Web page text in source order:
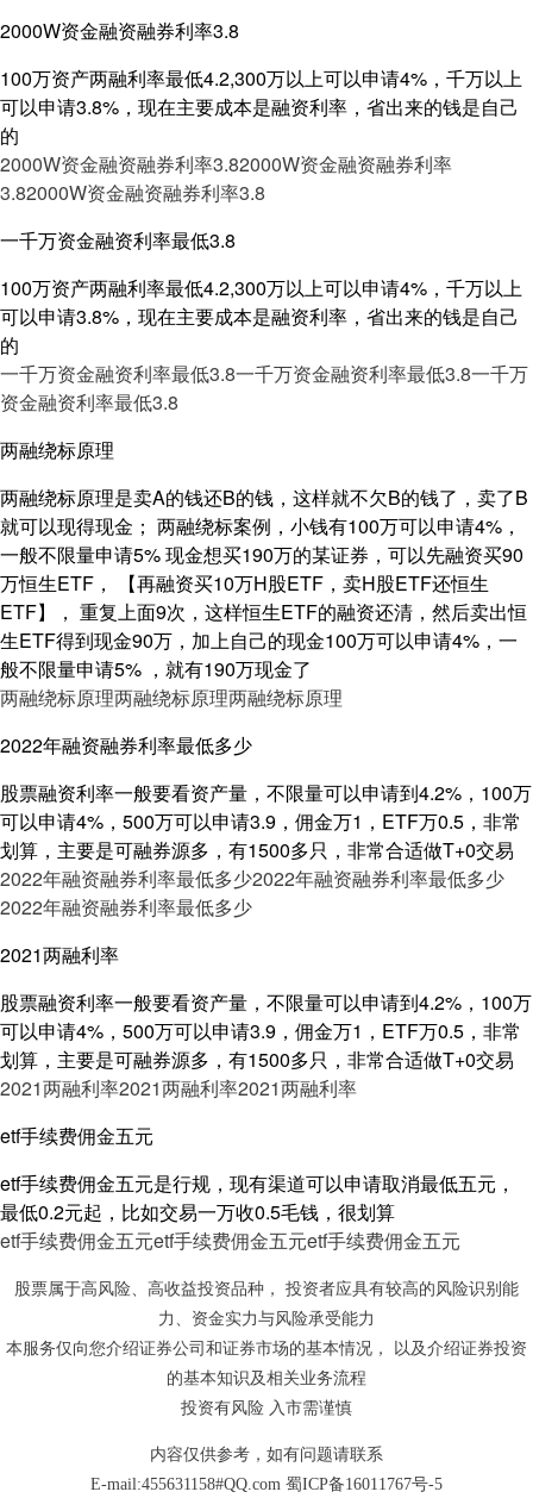
2000W资金融资融券利率3.8
100万资产两融利率最低4.2,300万以上可以申请4%，千万以上
可以申请3.8%，现在主要成本是融资利率，省出来的钱是自己
的
2000W资金融资融券利率3.82000W资金融资融券利率
3.82000W资金融资融券利率3.8
一千万资金融资利率最低3.8
100万资产两融利率最低4.2,300万以上可以申请4%，千万以上
可以申请3.8%，现在主要成本是融资利率，省出来的钱是自己
的
一千万资金融资利率最低3.8一千万资金融资利率最低3.8一千万
资金融资利率最低3.8
两融绕标原理
两融绕标原理是卖A的钱还B的钱，这样就不欠B的钱了，卖了B
就可以现得现金； 两融绕标案例，小钱有100万可以申请4%，
一般不限量申请5% 现金想买190万的某证券，可以先融资买90
万恒生ETF， 【再融资买10万H股ETF，卖H股ETF还恒生
ETF】， 重复上面9次，这样恒生ETF的融资还清，然后卖出恒
生ETF得到现金90万，加上自己的现金100万可以申请4%，一
般不限量申请5% ，就有190万现金了
两融绕标原理两融绕标原理两融绕标原理
2022年融资融券利率最低多少
股票融资利率一般要看资产量，不限量可以申请到4.2%，100万
可以申请4%，500万可以申请3.9，佣金万1，ETF万0.5，非常
划算，主要是可融券源多，有1500多只，非常合适做T+0交易
2022年融资融券利率最低多少2022年融资融券利率最低多少
2022年融资融券利率最低多少
2021两融利率
股票融资利率一般要看资产量，不限量可以申请到4.2%，100万
可以申请4%，500万可以申请3.9，佣金万1，ETF万0.5，非常
划算，主要是可融券源多，有1500多只，非常合适做T+0交易
2021两融利率2021两融利率2021两融利率
etf手续费佣金五元
etf手续费佣金五元是行规，现有渠道可以申请取消最低五元，
最低0.2元起，比如交易一万收0.5毛钱，很划算
etf手续费佣金五元etf手续费佣金五元etf手续费佣金五元
股票属于高风险、高收益投资品种， 投资者应具有较高的风险识别能
力、资金实力与风险承受能力
本服务仅向您介绍证券公司和证券市场的基本情况， 以及介绍证券投资
的基本知识及相关业务流程
投资有风险 入市需谨慎
内容仅供参考，如有问题请联系
E-mail:455631158#QQ.com 蜀ICP备16011767号-5